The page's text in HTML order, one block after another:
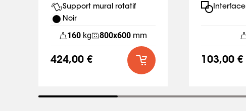
Support mural rotatif
Noir
160 kg 800x600 mm
424,00 €
Interface
103,00 €